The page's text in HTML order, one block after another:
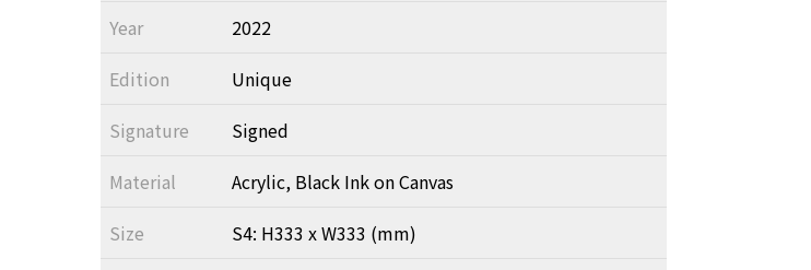
Year
2022
Edition
Unique
Signature
Signed
Material
Acrylic, Black Ink on Canvas
Size
S4: H333 x W333 (mm)